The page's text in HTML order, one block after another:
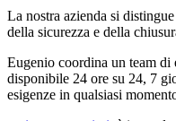
La nostra azienda si
della sicurezza e della
Eugenio coordina un team di
disponibile 24 ore su 24, 7
esigenze in qualsiasi